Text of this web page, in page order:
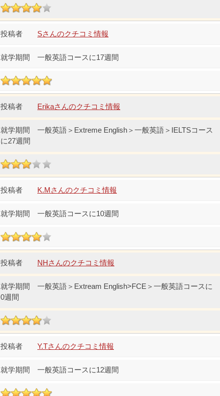
Sさんのクチコミ情報
一般英語コースに17週間
Erikaさんのクチコミ情報
一般英語＞Extreme English＞一般英語＞IELTSコース
に27週間
K.Mさんのクチコミ情報
一般英語コースに10週間
NHさんのクチコミ情報
一般英語＞Extream English>FCE＞一般英語コースに
0週間
Y.Tさんのクチコミ情報
一般英語コースに12週間